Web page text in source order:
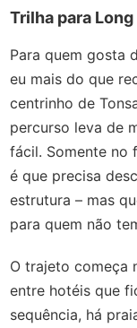
Trilha para
Para quem gosta
eu mais do que
centrinho de
percurso leva de
fácil. Somente no
é que precisa
estrutura – mas
para quem não
O trajeto começa
entre hotéis que
sequência, há